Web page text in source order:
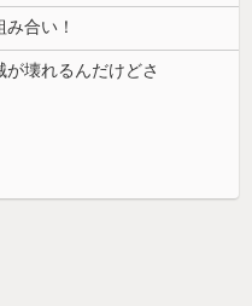
合い！
が壊れるんだけどさ